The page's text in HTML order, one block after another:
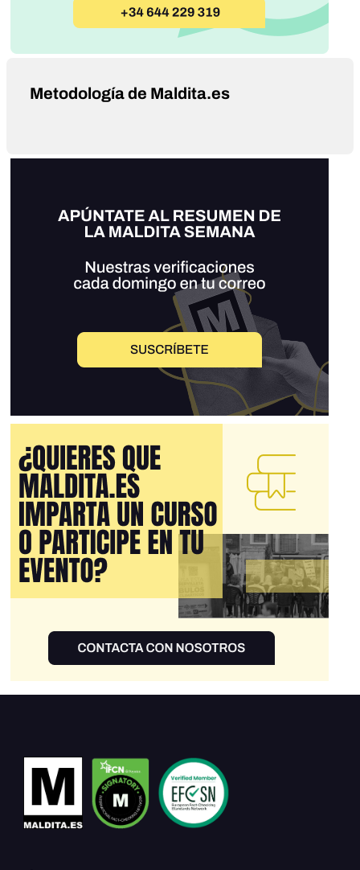
Metodología de Maldita.es